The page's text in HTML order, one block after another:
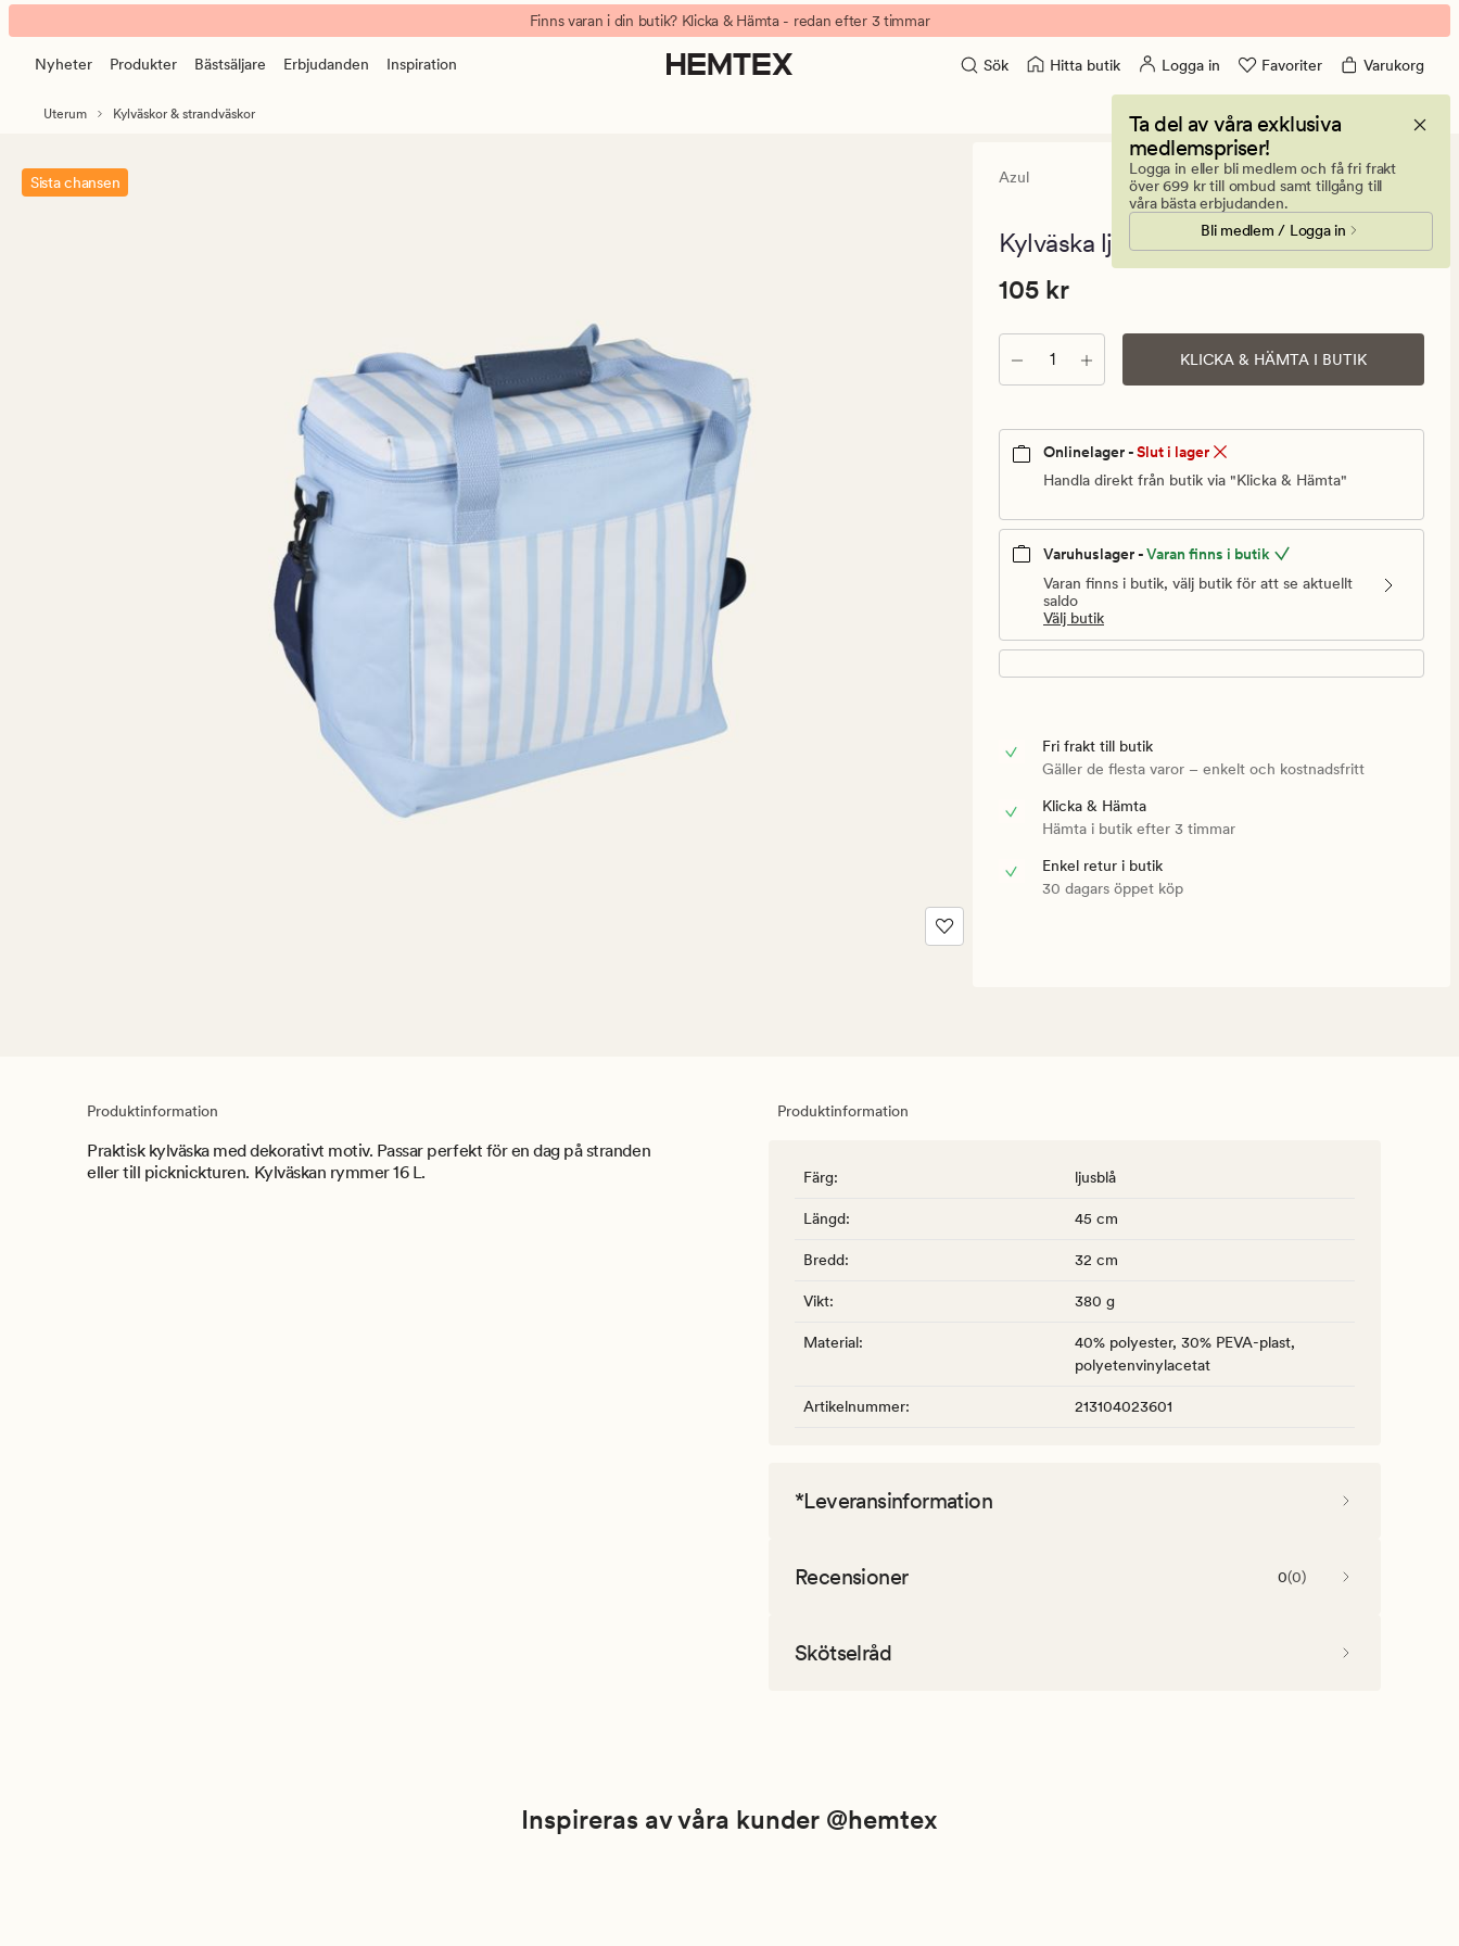
Azul
kylväska
ljusblå
banner.
Klicka
ESCAPE
att
pausa.
Finns varan i din butik? Klicka & Hämta - redan efter 3 timmar
Nyheter Produkter Bästsäljare Erbjudanden Inspiration Sök Hitta butik Logga in Favoriter Varukorg
Ta del av våra exklusiva
medlemspriser!
Logga in eller bli medlem och få fri frakt
över 699 kr till ombud samt tillgång till
våra bästa erbjudanden.
Bli medlem / Logga in
Uterum Kylväskor & strandväskor
Sista chansen Azul
0
med
betyg
0
Kylväska ljusblå - 30x23 cm
Pris
kr.
Ordinarie
pris
kr
Pris 105 kr
105 kr
Antal KLICKA & HÄMTA I BUTIK
Onlinelager -Slut i lager
Handla direkt från butik via "Klicka & Hämta"
Varuhuslager -Varan finns i butik
Varan finns i butik, välj butik för att se aktuellt
saldo
Välj butik
Fri frakt till butik
Gäller de flesta varor – enkelt och kostnadsfritt
Klicka & Hämta
Hämta i butik efter 3 timmar
Enkel retur i butik
30 dagars öppet köp
Produktinformation
Praktisk kylväska med dekorativt motiv. Passar perfekt för en dag på stranden
eller till picknickturen. Kylväskan rymmer 16 L.
Produktinformation
Färg: ljusblå
Längd: 45 cm
Bredd: 32 cm
Vikt: 380 g
Material:
40% polyester, 30% PEVA-plast,
polyetenvinylacetat
Artikelnummer: 213104023601
*Leveransinformation
Recensioner 0(0)
Skötselråd
Inspireras av våra kunder @hemtex